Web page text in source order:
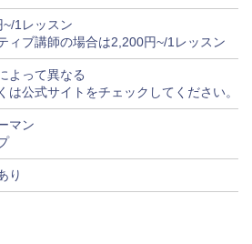
~/1レッスン
ィブ講師の場合は2,200円~/1レッスン
よって異なる
は公式サイトをチェックしてください。
マン
り